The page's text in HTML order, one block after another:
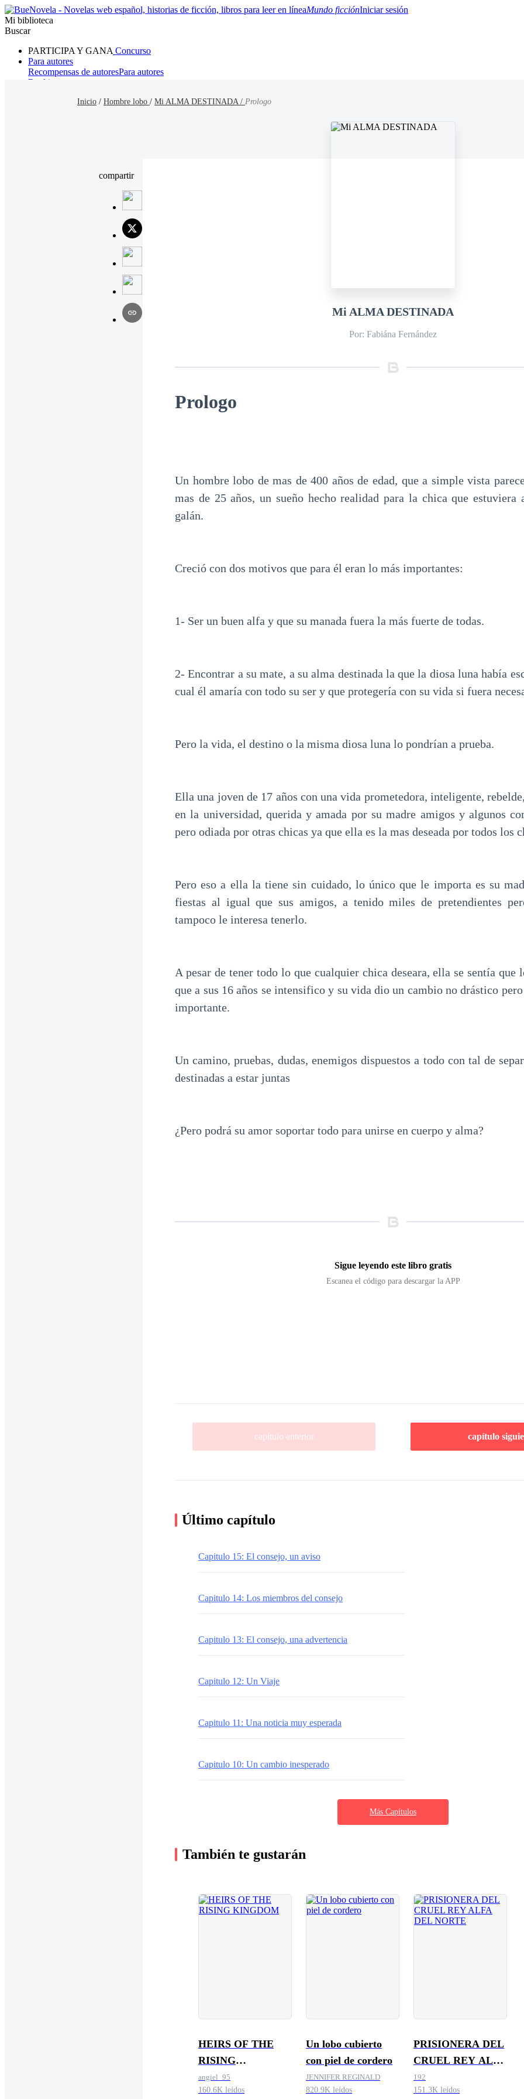
Mundo ficciónIniciar sesión
Mi biblioteca
Buscar
PARTICIPA Y GANA Concurso
Para autores
Recompensas de autoresPara autores
Ranking
Paranormal Misterio/ThrillerOriental
Inicio / Hombre lobo / Mi ALMA DESTINADA / Prologo
compartir
Mi ALMA DESTINADA
Por: Fabiána Fernández
Prologo
Un hombre lobo de mas de 400 años de edad, que a simple vista
mas de 25 años, un sueño hecho realidad para la chica que estuviera
galán.
Creció con dos motivos que para él eran lo más importantes:
1- Ser un buen alfa y que su manada fuera la más fuerte de todas.
2- Encontrar a su mate, a su alma destinada la que la diosa luna había
cual él amaría con todo su ser y que protegería con su vida si fuera
Pero la vida, el destino o la misma diosa luna lo pondrían a prueba.
Ella una joven de 17 años con una vida prometedora, inteligente,
en la universidad, querida y amada por su madre amigos y algunos
pero odiada por otras chicas ya que ella es la mas deseada por todos los
Pero eso a ella la tiene sin cuidado, lo único que le importa es su
fiestas al igual que sus amigos, a tenido miles de pretendientes
tampoco le interesa tenerlo.
A pesar de tener todo lo que cualquier chica deseara, ella se sentía
que a sus 16 años se intensifico y su vida dio un cambio no drástico
importante.
Un camino, pruebas, dudas, enemigos dispuestos a todo con tal de
destinadas a estar juntas
¿Pero podrá su amor soportar todo para unirse en cuerpo y alma?
Sigue leyendo este libro gratis
Escanea el código para descargar la APP
capítulo anterior capítulo
Último capítulo
Capitulo 15: El consejo, un aviso
Capitulo 14: Los miembros del consejo
Capitulo 13: El consejo, una advertencia
Capitulo 12: Un Viaje
Capitulo 11: Una noticia muy esperada
Capitulo 10: Un cambio inesperado
Más Capítulos
También te gustarán
HEIRS OF THE
RISING
KINGDOM
angiel_95
160.6K leídos
Un lobo cubierto
con piel de cordero
JENNIFER REGINALD
820.9K leídos
PRISIONERA DEL
CRUEL REY ALFA
DEL NORTE
192
151.3K leídos